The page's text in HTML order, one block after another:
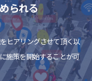
られる
ヒアリングさせて頂く以
施策を開始することが可